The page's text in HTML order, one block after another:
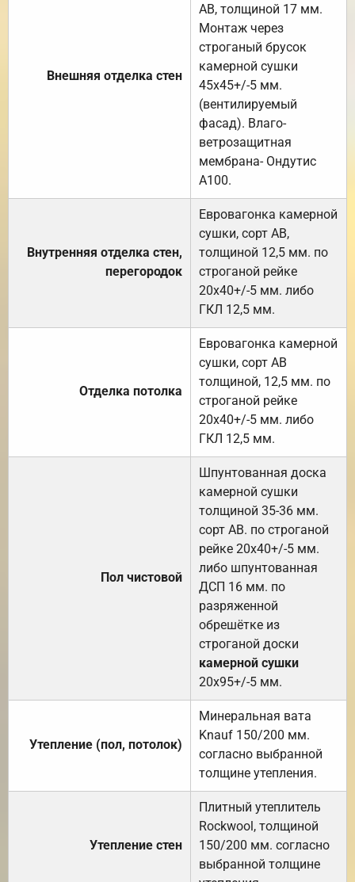
Внешняя отделка стен
АВ, толщиной 17 мм.
Монтаж через
строганый брусок
камерной сушки
45х45+/-5 мм.
(вентилируемый
фасад). Влаго-
ветрозащитная
мембрана- Ондутис
А100.
Внутренняя отделка стен,
перегородок
Евровагонка камерной
сушки, сорт АВ,
толщиной 12,5 мм. по
строганой рейке
20х40+/-5 мм. либо
ГКЛ 12,5 мм.
Отделка потолка
Евровагонка камерной
сушки, сорт АВ
толщиной, 12,5 мм. по
строганой рейке
20х40+/-5 мм. либо
ГКЛ 12,5 мм.
Пол чистовой
Шпунтованная доска
камерной сушки
толщиной 35-36 мм.
сорт АВ. по строганой
рейке 20х40+/-5 мм.
либо шпунтованная
ДСП 16 мм. по
разряженной
обрешётке из
строганой доски
камерной сушки
20х95+/-5 мм.
Утепление (пол, потолок)
Минеральная вата
Knauf 150/200 мм.
согласно выбранной
толщине утепления.
Утепление стен
Плитный утеплитель
Rockwool, толщиной
150/200 мм. согласно
выбранной толщине